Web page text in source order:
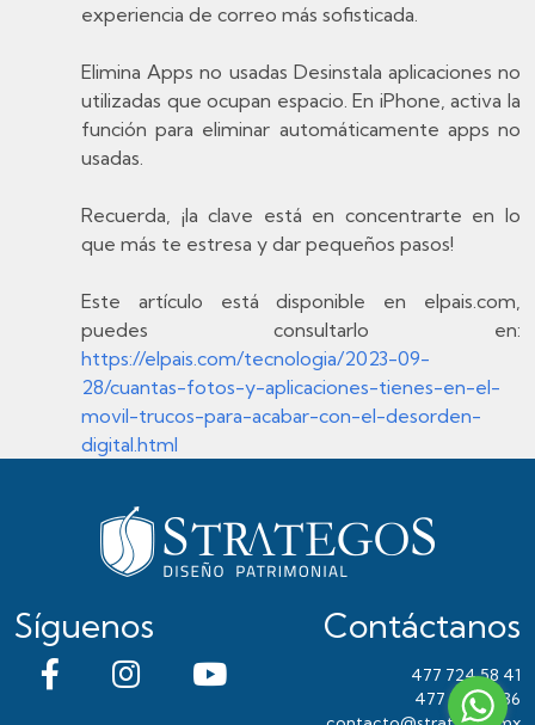
experiencia de correo más sofisticada.
Elimina Apps no usadas Desinstala aplicaciones no
utilizadas que ocupan espacio. En iPhone, activa la
función para eliminar automáticamente apps no
usadas.
Recuerda, ¡la clave está en concentrarte en lo
que más te estresa y dar pequeños pasos!
Este artículo está disponible en elpais.com,
puedes consultarlo en:
https://elpais.com/tecnologia/2023-09-
28/cuantas-fotos-y-aplicaciones-tienes-en-el-
movil-trucos-para-acabar-con-el-desorden-
digital.html
Síguenos Contáctanos
477 724 58 41
477 391 30 36